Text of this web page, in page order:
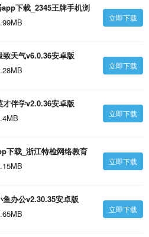
下载_2345王牌手机浏
立即下载
天气v6.0.36安卓版
立即下载
伴学v2.0.36安卓版
立即下载
下载_浙江特检网络教育
立即下载
办公v2.30.35安卓版
立即下载